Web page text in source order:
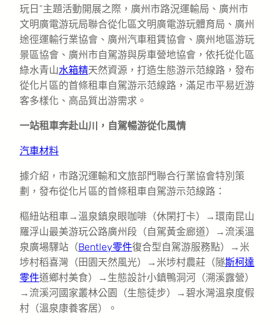
玩日”主題活動開展之際，廣州市路況運輸局、廣州市
文明廣電游玩局聯合從化區文明廣電游玩體育局、廣州
途徑運輸行業協會、廣州汽車租賃協會、廣州地區游玩
景區協會、廣州市自駕游與房車營地協會，依托從化區
綠水青山水箱精天然資源，打造生態游示范線路，發布
從化片區的首條租車自駕游示范線路，滿足市平易近游
客多樣化、高品質出游需求。
一站租車奔赴山川，自駕暢游從化風情
汽車材料
據介紹，市路況運輸和文旅部門聯合行業協會特別策
劃，發布從化片區的首條租車自駕游示范線路：
樞紐站租車→溫泉鎮泉眼咖啡（休閑打卡）→環南昆山
羅浮山最美游玩公路廣州段（自駕黃金廊道）→流溪溫
泉廣場驛站（Bentley零件復合型自駕游服務點）→米
埗村稻喜灣（田園天然風光）→米埗村農莊（隧斯柯達
零件道鄉村美食）→生態設計小鎮鴨洞河（溯溪露營）
→流溪河國家叢林公園（生態徒步）→碧水灣溫泉度假
村（溫泉康養客居）。